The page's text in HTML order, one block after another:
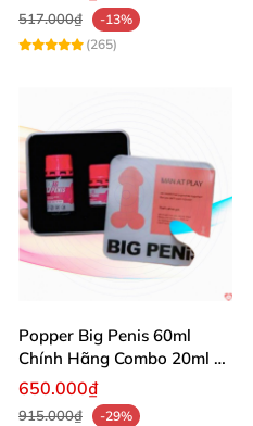
517.000₫
-13%
(265)
Popper Big Penis 60ml
Chính Hãng Combo 20ml +
40ml Tăng Khoái Cảm Cho
Top & Bot
650.000₫
915.000₫
-29%